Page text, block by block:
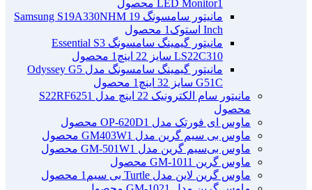
LED Monitor1 محصول
مانیتور سامسونگ Samsung S19A330NHM 19
Inch استوک
1 محصول
مانیتور گیمینگ سامسونگ Essential S3
LS22C310 سایز 22 اینچ
1 محصول
مانیتور گیمینگ سامسونگ مدل Odyssey G5
G51C سایز 32 اینچ
1 محصول
مانیتور سام الکترونیک 22 اینچ مدل S22RF625
1
محصول
ماوس ای فورتک مدل OP-620D 1 محصول
ماوس بی سیم گرین مدل GM403W 1 محصول
ماوس بی‌سیم گرین مدل GM-501W 1 محصول
ماوس گرین GM-101 1 محصول
ماوس گرین لاین مدل Turtle بی سیم
1 محصول